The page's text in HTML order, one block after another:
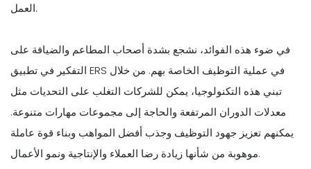
العمل.
في ضوء هذه الفوائد، نشجع بشدة أصحاب المطاعم والضيافة على
التفكير في تطبيق ERS في عملية التوظيف الخاصة بهم. من خلال
تبني هذه التكنولوجيا، يمكن للشركات التغلب على التحديات مثل
معدلات الدوران المرتفعة والحاجة إلى مجموعات مهارات متنوعة.
يمكنهم تعزيز جهود التوظيف وجذب أفضل المواهب وبناء قوة عاملة
موهوبة من شأنها زيادة رضا العملاء والإنتاجية ونمو الأعمال.